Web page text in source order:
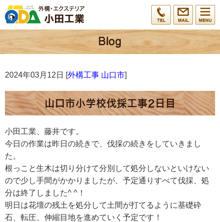
2024年03月12日 [外構工事 山口市]
山口市小学校伐採工事2日目
小田工業、藤井です。
今日の作業は昨日の続きで、伐採の続きをしていきまし
た。
根っこと生木は切り分けて分別して処分しないといけない
ので少し手間がかかりましたが、予定通りすべて伐採、処
分は終了しました^ ^！
明日は花壇の残土を処分して土間が打てるように基礎砕
石、転圧、伸縮目地を進めていく予定です！